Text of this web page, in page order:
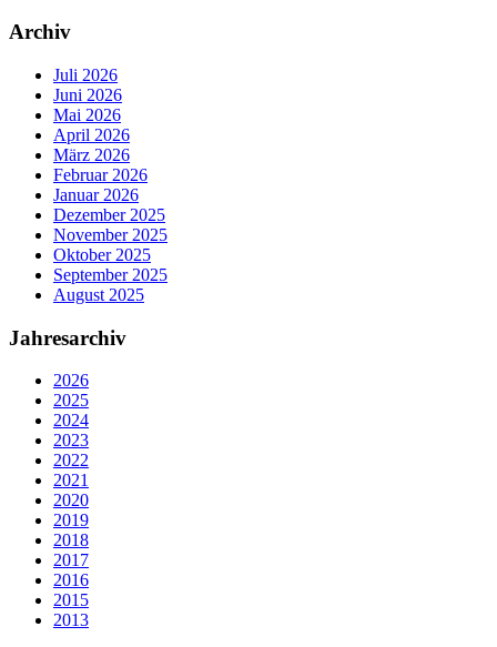
Archiv
Juli 2026
Juni 2026
Mai 2026
April 2026
März 2026
Februar 2026
Januar 2026
Dezember 2025
November 2025
Oktober 2025
September 2025
August 2025
Jahresarchiv
2026
2025
2024
2023
2022
2021
2020
2019
2018
2017
2016
2015
2013